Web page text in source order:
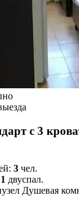
с 3
3 чел.
1 двуспал.
Душевая